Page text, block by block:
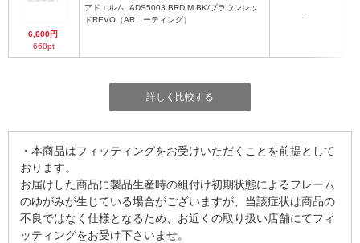
6,600円
660pt
アドエルム
ドREVO（ARコーティング）
-
詳しく比較する
・本商品はフィッティングをお受けいただくことを前提として
おります。
お届けした商品に製品生産時の組付け初期状態によるフレーム
のゆがみが生じている場合がございますが、当該症状は商品の
不良ではなく仕様となるため、お近くの取り扱い店舗にてフィ
ッティングをお受け下さいませ。